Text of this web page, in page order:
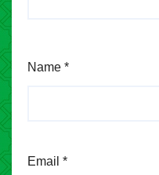
Name *
Email *